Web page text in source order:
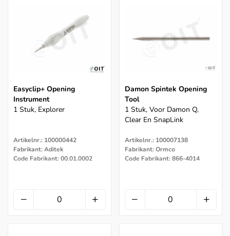
Easyclip+ Opening
Instrument
1 Stuk, Explorer
Artikelnr.: 100000442
Fabrikant: Aditek
Code Fabrikant: 00.01.0002
Damon Spintek Opening
Tool
1 Stuk, Voor Damon Q,
Clear En SnapLink
Artikelnr.: 100007138
Fabrikant: Ormco
Code Fabrikant: 866-4014